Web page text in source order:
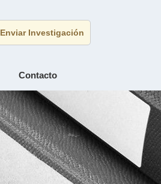
Enviar Investigación
Contacto